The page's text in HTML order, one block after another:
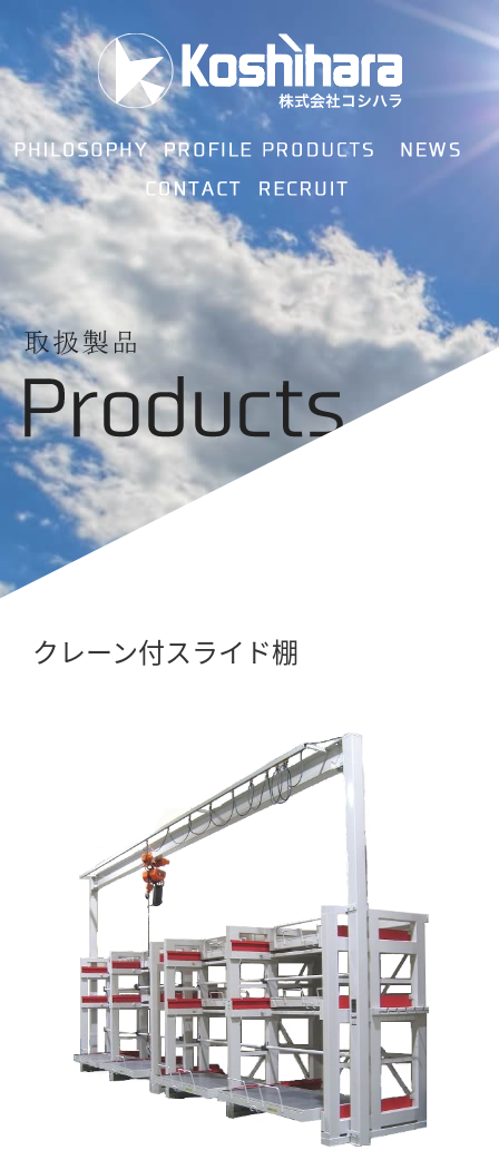
クレーン付スライド棚